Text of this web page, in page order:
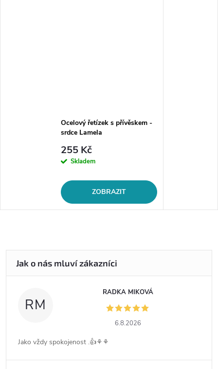
Ocelový řetízek s přívěskem -
srdce Lamela
255 Kč
Skladem
ZOBRAZIT
RM
RADKA MIKOVÁ
6.8.2026
Jako vždy spokojenost .👍⚘️⚘️